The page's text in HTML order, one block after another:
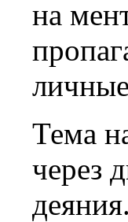
на
Тема
через